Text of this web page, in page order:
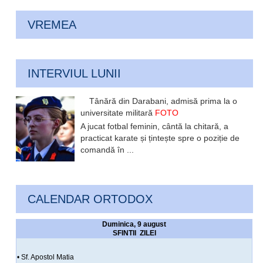
VREMEA
INTERVIUL LUNII
Tânără din Darabani, admisă prima la o
universitate militară FOTO
A jucat fotbal feminin, cântă la chitară, a
practicat karate și țintește spre o poziție de
comandă în ...
CALENDAR ORTODOX
Duminica, 9 august
SFINTII ZILEI
• Sf. Apostol Matia